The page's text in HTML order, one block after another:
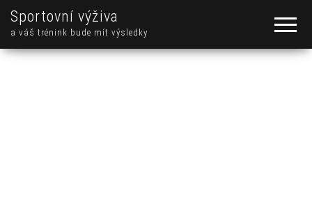
Sportovní výživa
a váš trénink bude mít výsledky